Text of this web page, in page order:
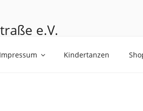
e.V.
Impressum Kindertanzen